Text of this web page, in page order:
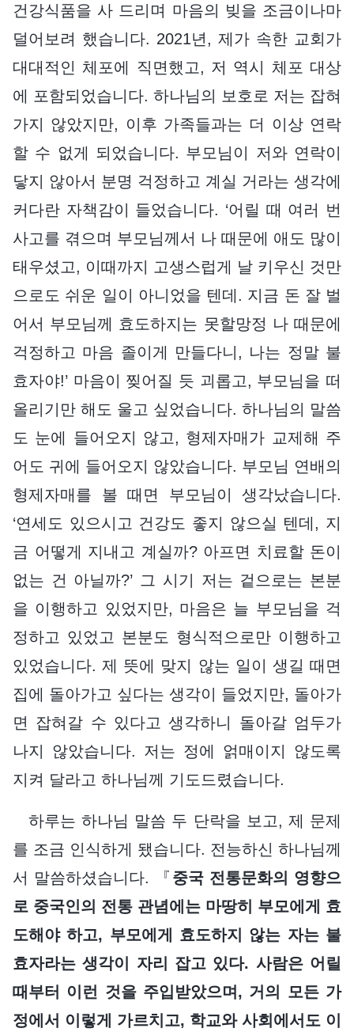
건강식품을 사 드리며 마음의 빚을 조금이나마
덜어보려 했습니다. 2021년, 제가 속한 교회가
대대적인 체포에 직면했고, 저 역시 체포 대상
에 포함되었습니다. 하나님의 보호로 저는 잡혀
가지 않았지만, 이후 가족들과는 더 이상 연락
할 수 없게 되었습니다. 부모님이 저와 연락이
닿지 않아서 분명 걱정하고 계실 거라는 생각에
커다란 자책감이 들었습니다. ‘어릴 때 여러 번
사고를 겪으며 부모님께서 나 때문에 애도 많이
태우셨고, 이때까지 고생스럽게 날 키우신 것만
으로도 쉬운 일이 아니었을 텐데. 지금 돈 잘 벌
어서 부모님께 효도하지는 못할망정 나 때문에
걱정하고 마음 졸이게 만들다니, 나는 정말 불
효자야!’ 마음이 찢어질 듯 괴롭고, 부모님을 떠
올리기만 해도 울고 싶었습니다. 하나님의 말씀
도 눈에 들어오지 않고, 형제자매가 교제해 주
어도 귀에 들어오지 않았습니다. 부모님 연배의
형제자매를 볼 때면 부모님이 생각났습니다.
‘연세도 있으시고 건강도 좋지 않으실 텐데, 지
금 어떻게 지내고 계실까? 아프면 치료할 돈이
없는 건 아닐까?’ 그 시기 저는 겉으로는 본분
을 이행하고 있었지만, 마음은 늘 부모님을 걱
정하고 있었고 본분도 형식적으로만 이행하고
있었습니다. 제 뜻에 맞지 않는 일이 생길 때면
집에 돌아가고 싶다는 생각이 들었지만, 돌아가
면 잡혀갈 수 있다고 생각하니 돌아갈 엄두가
나지 않았습니다. 저는 정에 얽매이지 않도록
지켜 달라고 하나님께 기도드렸습니다.
하루는 하나님 말씀 두 단락을 보고, 제 문제
를 조금 인식하게 됐습니다. 전능하신 하나님께
서 말씀하셨습니다. 『 중국 전통문화의 영향으
로 중국인의 전통 관념에는 마땅히 부모에게 효
도해야 하고, 부모에게 효도하지 않는 자는 불
효자라는 생각이 자리 잡고 있다. 사람은 어릴
때부터 이런 것을 주입받았으며, 거의 모든 가
정에서 이렇게 가르치고, 학교와 사회에서도 이